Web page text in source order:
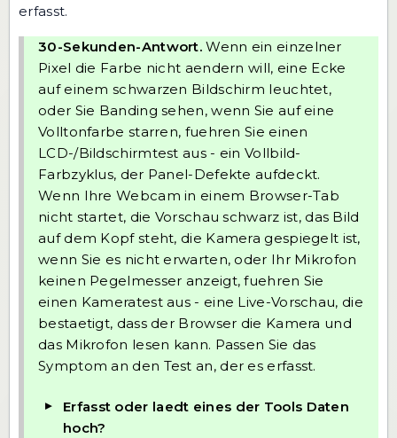
erfasst.
30-Sekunden-Antwort. Wenn ein einzelner
Pixel die Farbe nicht aendern will, eine Ecke
auf einem schwarzen Bildschirm leuchtet,
oder Sie Banding sehen, wenn Sie auf eine
Volltonfarbe starren, fuehren Sie einen
LCD-/Bildschirmtest aus - ein Vollbild-
Farbzyklus, der Panel-Defekte aufdeckt.
Wenn Ihre Webcam in einem Browser-Tab
nicht startet, die Vorschau schwarz ist, das Bild
auf dem Kopf steht, die Kamera gespiegelt ist,
wenn Sie es nicht erwarten, oder Ihr Mikrofon
keinen Pegelmesser anzeigt, fuehren Sie
einen Kameratestaus - eine Live-Vorschau, die
bestaetigt, dass der Browser die Kamera und
das Mikrofon lesen kann. Passen Sie das
Symptom an den Test an, der es erfasst.
Erfasst oder laedt eines der Tools Daten
hoch?